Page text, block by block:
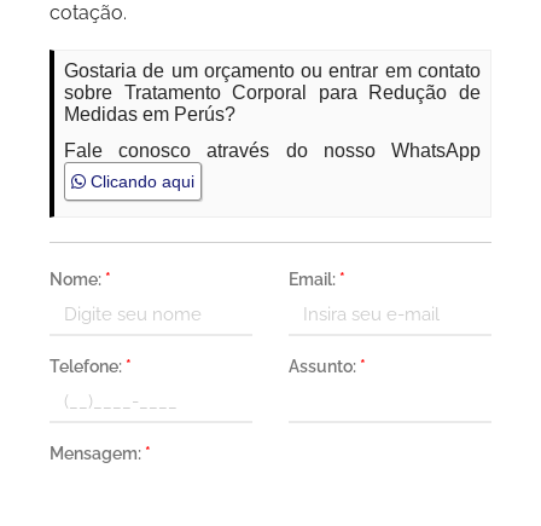
cotação.
Gostaria de um orçamento ou entrar em contato
sobre Tratamento Corporal para Redução de
Medidas em Perús?
Fale conosco através do nosso WhatsApp
Clicando aqui
Nome: * Email: *
Telefone: * Assunto: *
Mensagem: *